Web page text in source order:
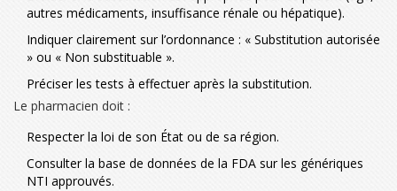
autres médicaments, insuffisance rénale ou hépatique).
Indiquer clairement sur l’ordonnance : « Substitution autorisée
» ou « Non substituable ».
Préciser les tests à effectuer après la substitution.
Le pharmacien doit :
Respecter la loi de son État ou de sa région.
Consulter la base de données de la FDA sur les génériques
NTI approuvés.